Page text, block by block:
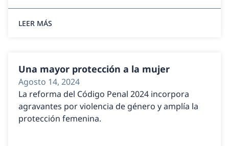
LEER MÁS
Una mayor protección a la mujer
Agosto 14, 2024
La reforma del Código Penal 2024 incorpora
agravantes por violencia de género y amplía la
protección femenina.